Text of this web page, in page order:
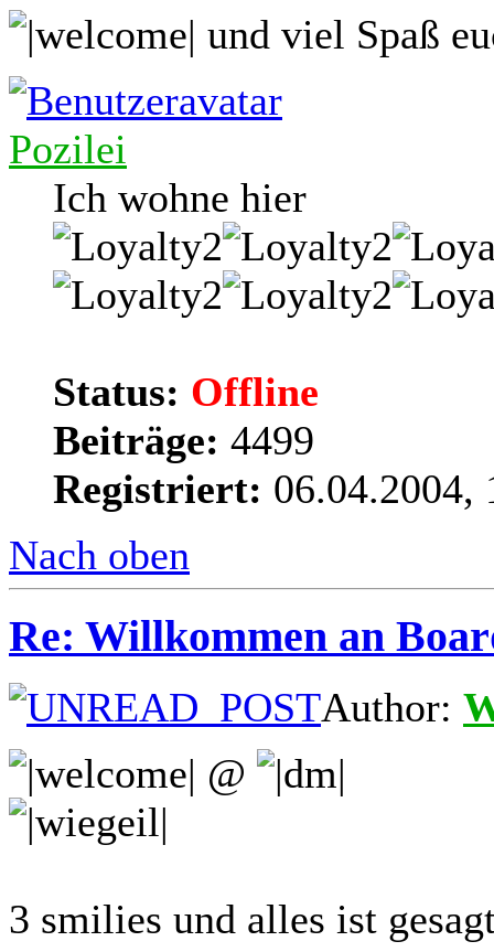
und viel Spaß
Pozilei
Ich wohne hier
Status: Offline
Beiträge: 4499
Registriert: 06.04.2004,
Nach oben
Re: Willkommen an
Author:
@
3 smilies und alles ist